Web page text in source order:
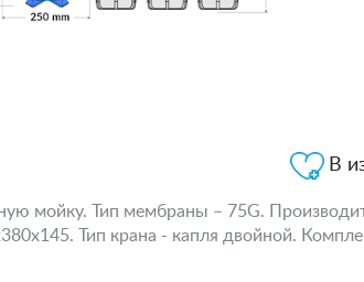
В
мойку. Тип мембраны – 75G.
Тип крана - капля двойной.